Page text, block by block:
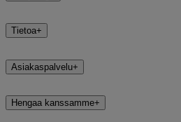
Tietoa+
Asiakaspalvelu+
Hengaa kanssamme+